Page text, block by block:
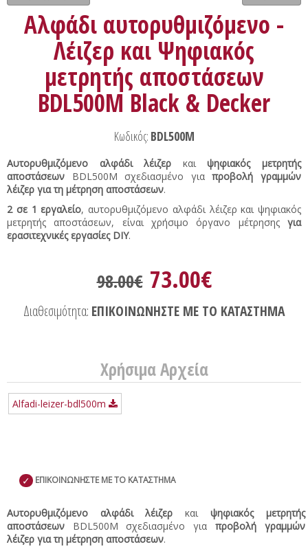
Αλφάδι αυτορυθμιζόμενο -
Λέιζερ και Ψηφιακός
μετρητής αποστάσεων
BDL500M Black & Decker
Κωδικός: BDL500M
Αυτορυθμιζόμενο αλφάδι λέιζερ καιψηφιακός μετρητής
αποστάσεων BDL500M σχεδιασμένο γιαπροβολή γραμμών
λέιζερ για τη μέτρηση αποστάσεων.
2 σε 1 εργαλείο, αυτορυθμιζόμενο αλφάδι λέιζερ και ψηφιακός
μετρητής αποστάσεων, είναι χρήσιμο όργανο μέτρησης για
ερασιτεχνικές εργασίες DIY.
98.00€ 73.00€
Διαθεσιμότητα: ΕΠΙΚΟΙΝΩΝΗΣΤΕ ΜΕ ΤΟ ΚΑΤΑΣΤΗΜΑ
Χρήσιμα Αρχεία
Alfadi-leizer-bdl500m
✓ ΕΠΙΚΟΙΝΩΝΗΣΤΕ ΜΕ ΤΟ ΚΑΤΑΣΤΗΜΑ
Αυτορυθμιζόμενο αλφάδι λέιζερκαι ψηφιακός μετρητής
αποστάσεων BDL500M σχεδιασμένο για προβολή γραμμών
λέιζερ για τη μέτρηση αποστάσεων.